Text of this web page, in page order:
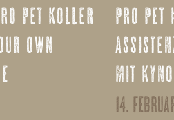
pet koller
own
pro
mit
14.